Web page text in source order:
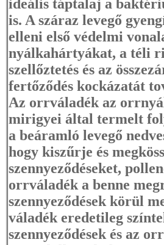
ideális táptalaj a
is. A száraz levegő
elleni első védelmi
nyálkahártyákat, a téli
szellőztetés és az
fertőződés kockázatát
Az orrváladék az
mirigyei által termelt
a beáramló levegő
hogy kiszűrje és
szennyeződéseket,
orrváladék a benne
szennyeződések körül
váladék eredetileg
szennyeződések és az